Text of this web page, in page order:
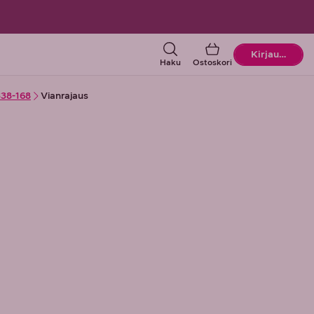
Haku Ostoskori
Ostoskori
Kirjaudu
168 Vianrajaus